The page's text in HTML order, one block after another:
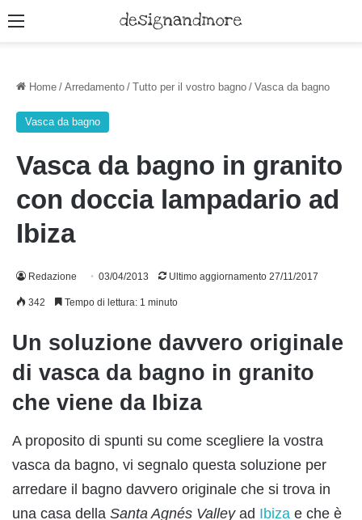
Menu
Home / Arredamento / Tutto per il vostro bagno / Vasca da bagno
Vasca da bagno
Vasca da bagno in granito
con doccia lampadario ad
Ibiza
Redazione 03/04/2013 Ultimo aggiornamento 27/11/2017
342 Tempo di lettura: 1 minuto
Un soluzione davvero originale
di vasca da bagno in granito
che viene da Ibiza
A proposito di spunti su come scegliere la vostra
vasca da bagno, vi segnalo questa soluzione per
arredare il bagno davvero originale che si trova in
una casa della Santa Agnés Valleyad Ibiza e che è